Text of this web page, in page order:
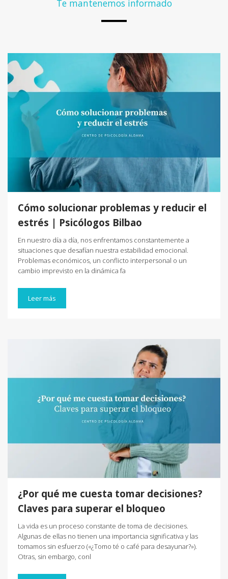
Te mantenemos informado
Cómo solucionar problemas y reducir el
estrés | Psicólogos Bilbao
En nuestro día a día, nos enfrentamos constantemente a
situaciones que desafían nuestra estabilidad emocional.
Problemas económicos, un conflicto interpersonal o un
cambio imprevisto en la dinámica fa
Leer más
¿Por qué me cuesta tomar decisiones?
Claves para superar el bloqueo
La vida es un proceso constante de toma de decisiones.
Algunas de ellas no tienen una importancia significativa y las
tomamos sin esfuerzo («¿Tomo té o café para desayunar?»).
Otras, sin embargo, conl